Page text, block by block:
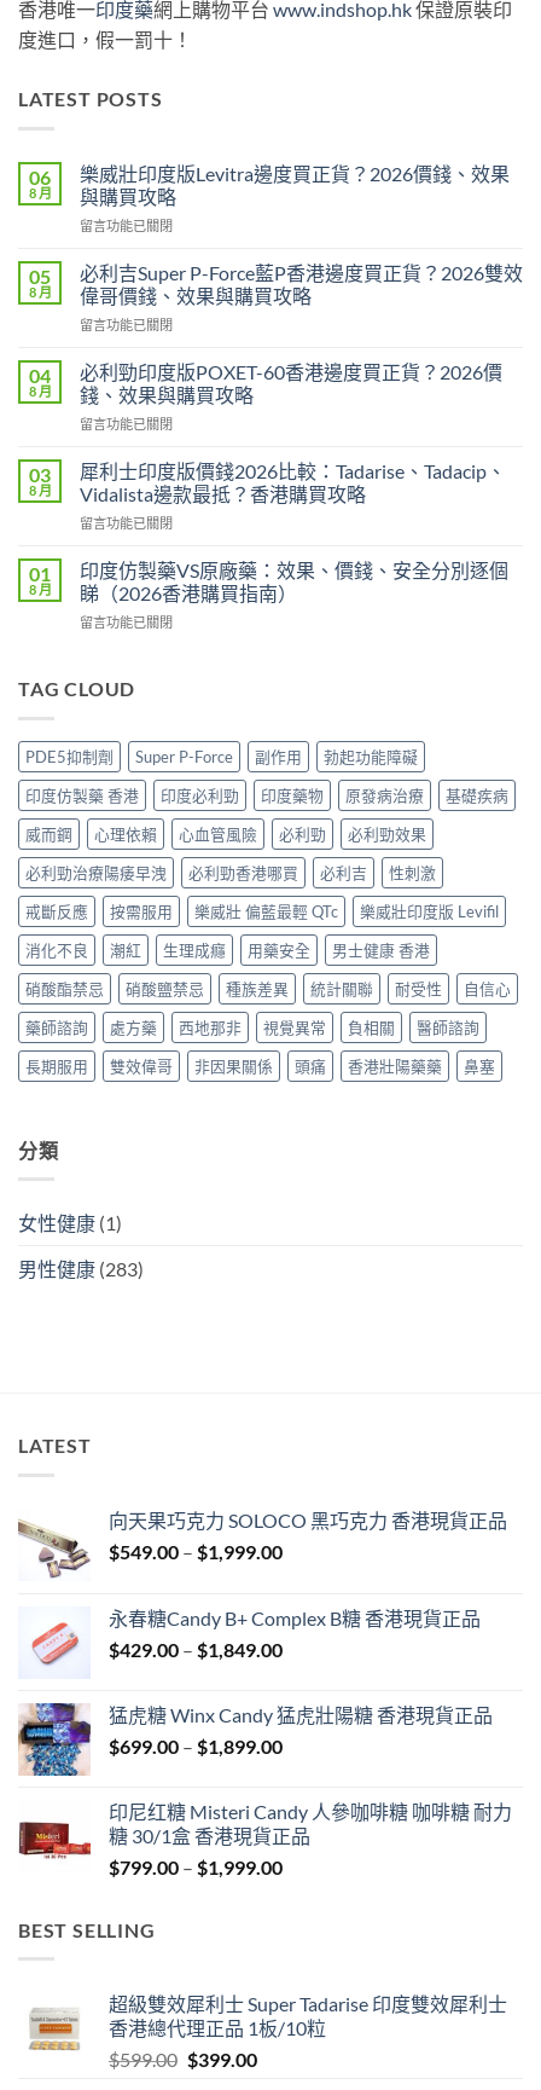
香港唯一印度藥網上購物平台 www.indshop.hk保證原裝印
度進口，假一罰十！
LATEST POSTS
06
8 月
樂威壯印度版Levitra邊度買正貨？2026價錢、效果
與購買攻略
在
威
壯
印
度
Levitra
邊
度
買
貨？
2026
錢、
果
與
購
中
留言功能已關閉
05
8 月
必利吉Super P-Force藍P香港邊度買正貨？2026雙效
偉哥價錢、效果與購買攻略
在
利
吉
Super
P-
藍
P
港
度
買
貨？
效
價
錢、
效
果
購
買
攻
略〉
中
留言功能已關閉
04
8 月
必利勁印度版POXET-60香港邊度買正貨？2026價
錢、效果與購買攻略
在
利
勁
印
度
POXET-
60
香
港
買
2026
價
錢、
效
與
購
買
攻
略〉
中
留言功能已關閉
03
8 月
犀利士印度版價錢2026比較：Tadarise、Tadacip、
Vidalista邊款最抵？香港購買攻略
在
利
士
印
度
錢
較：
Tadarise、
Tadacip、
Vidalista
款
最
抵？
香
港
購
買
攻
略〉
中
留言功能已關閉
01
8 月
印度仿製藥VS原廠藥：效果、價錢、安全分別逐個
睇（2026香港購買指南）
在
仿
VS
原
廠
藥：
效
果、
價
錢、
安
全
分
別
逐
個
睇
（2026
香
留言功能已關閉
TAG CLOUD
PDE5抑制劑 Super P-Force 副作用
勃起功能障礙
印度仿製藥 香港
印度必利勁 印度藥物 原發病治療
基礎疾病
威而鋼
心理依賴 心血管風險 必利勁
必利勁效果
必利勁治療陽痿早洩
必利勁香港哪買 必利吉
性刺激
戒斷反應
按需服用 樂威壯 偏藍最輕 QTc
樂威壯印度版 Levifil
消化不良
潮紅 生理成癮 用藥安全
男士健康 香港
硝酸酯禁忌
硝酸鹽禁忌 種族差異 統計關聯 耐受性
自信心
藥師諮詢
處方藥 西地那非 視覺異常 負相關
醫師諮詢
長期服用
雙效偉哥 非因果關係 頭痛 香港壯陽藥藥 鼻塞
分類
女性健康 (1)
男性健康 (283)
LATEST
向天果巧克力 SOLOCO 黑巧克力 香港現貨正品
$549.00 – $1,999.00Price
through
$1,999.00
永春糖Candy B+ Complex B糖 香港現貨正品
$429.00 – $1,849.00Price
through
$1,849.00
猛虎糖 Winx Candy 猛虎壯陽糖 香港現貨正品
$699.00 – $1,899.00Price
through
$1,899.00
印尼红糖 Misteri Candy 人參咖啡糖 咖啡糖 耐力
糖 30/1盒 香港現貨正品
$799.00 – $1,999.00Price
BEST SELLING
超級雙效犀利士 Super Tadarise 印度雙效犀利士
香港總代理正品 1板/10粒
$599.00 Original
$399.00Current